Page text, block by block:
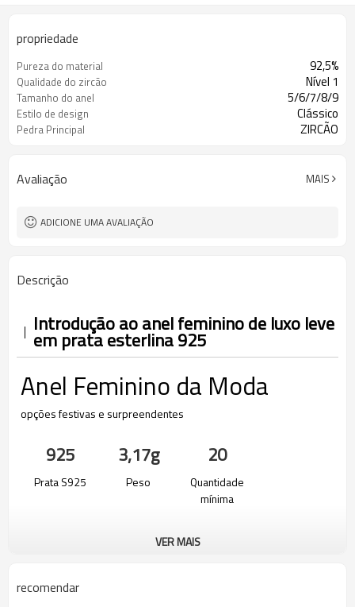
propriedade
Pureza do material 92,5%
Qualidade do zircão Nível 1
Tamanho do anel 5/6/7/8/9
Estilo de design Clássico
Pedra Principal ZIRCÃO
Avaliação MAIS
ADICIONE UMA AVALIAÇÃO
Descrição
Introdução ao anel feminino de luxo leve
em prata esterlina 925
Anel Feminino da Moda
opções festivas e surpreendentes
925
Prata S925
3,17g
Peso
20
Quantidade
mínima
VER MAIS
recomendar